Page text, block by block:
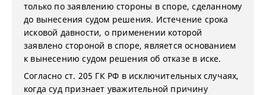
только по заявлению стороны в споре, сделанному
до вынесения судом решения. Истечение срока
исковой давности, о применении которой
заявлено стороной в споре, является основанием
к вынесению судом решения об отказе в иске.
Согласно ст. 205 ГК РФ в исключительных случаях,
когда суд признает уважительной причину